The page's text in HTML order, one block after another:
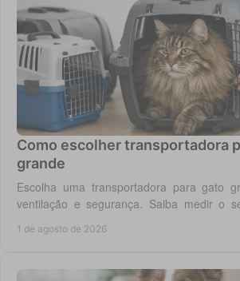
Como escolher transportadora
grande
Escolha uma transportadora para gato
ventilação e segurança. Saiba medir o
1 de agosto de 2026